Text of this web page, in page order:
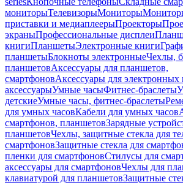
мониторыТелевизорыМониторы
приставки и медиаплеерыПроекторы
экраныПрофессиональные дисплеи
книгиПланшетыЭлектронные книги
планшетыБлокноты электронныеЧехлы,
планшетовАксессуары для планшетов,
смартфоновАксессуары для электронных
аксессуарыУмные часыФитнес-браслеты
детскиеУмные часы, фитнес-браслеты
для умных часовКабели для умных часов
смартфонов, планшетовЗарядные
планшетовЧехлы, защитные стекла для
смартфоновЗащитные стекла для
пленки для смартфоновСтилусы для
аксессуары для смартфоновЧехлы для
клавиатурой для планшетовЗащитные